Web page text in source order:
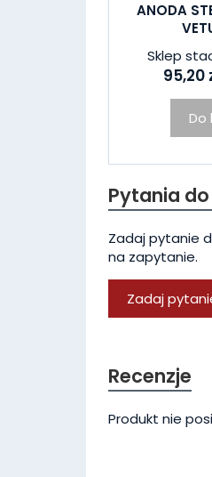
ANODA
Sklep
95,20
Do
Pytania
Zadaj pytanie
na zapytanie.
Zadaj
Recenzje
Produkt nie